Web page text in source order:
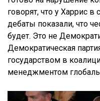
говорят, что у Харрис
дебаты показали, что
будет. Это не
Демократическая
государством в
менеджментом